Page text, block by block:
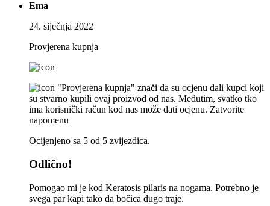
Ema
24. siječnja 2022
Provjerena kupnja
"Provjerena kupnja" znači da su ocjenu dali kupci koji
su stvarno kupili ovaj proizvod od nas. Međutim, svatko tko
ima korisnički račun kod nas može dati ocjenu. Zatvorite
napomenu
Ocijenjeno sa 5 od 5 zvijezdica.
Odlično!
Pomogao mi je kod Keratosis pilaris na nogama. Potrebno je
svega par kapi tako da bočica dugo traje.